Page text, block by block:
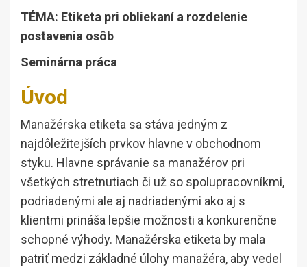
TÉMA: Etiketa pri obliekaní a rozdelenie
postavenia osôb
Seminárna práca
Úvod
Manažérska etiketa sa stáva jedným z
najdôležitejších prvkov hlavne v obchodnom
styku. Hlavne správanie sa manažérov pri
všetkých stretnutiach či už so spolupracovníkmi,
podriadenými ale aj nadriadenými ako aj s
klientmi prináša lepšie možnosti a konkurenčne
schopné výhody. Manažérska etiketa by mala
patriť medzi základné úlohy manažéra, aby vedel